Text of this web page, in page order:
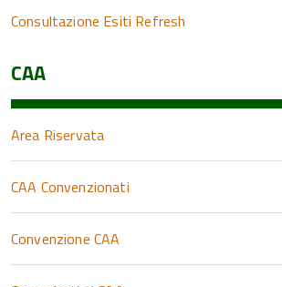
Consultazione Esiti Refresh
CAA
Area Riservata
CAA Convenzionati
Convenzione CAA